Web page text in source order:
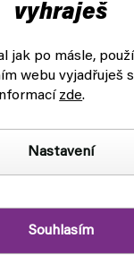
vyhraješ
jak po másle,
webu vyjadřuješ
zde.
Nastavení
Souhlasím
oděrkami při